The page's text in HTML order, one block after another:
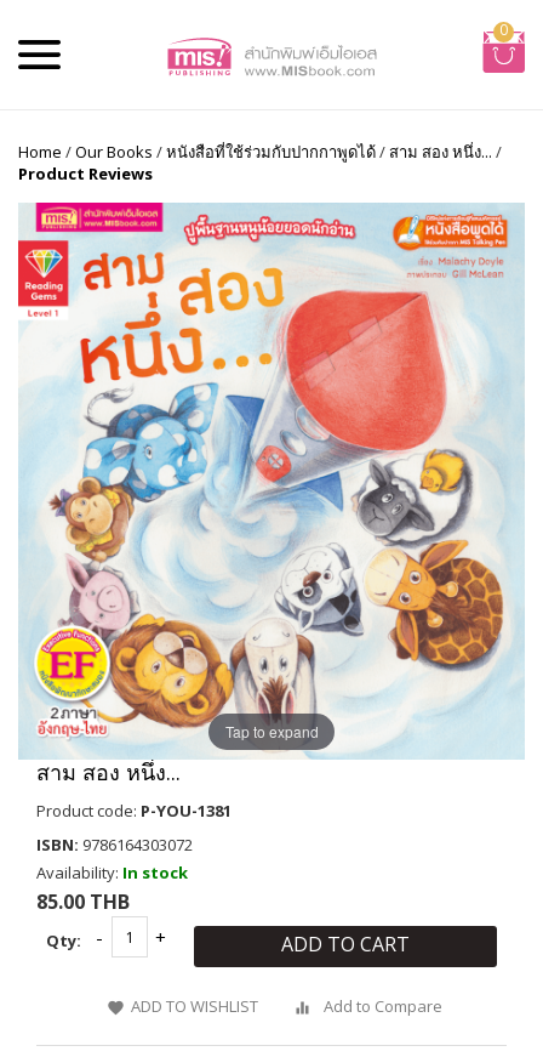
0
Home /Our Books /หนังสือที่ใช้ร่วมกับปากกาพูดได้/สาม สอง หนึ่ง... /
Product Reviews
Tap to expand
สาม สอง หนึ่ง...
Product code: P-YOU-1381
ISBN: 9786164303072
Availability: In stock
85.00 THB
Qty: ADD TO CART
ADD TO WISHLIST Add to Compare